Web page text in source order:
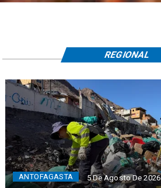
ANTOFAGASTA 5 De Agosto De 2026
REGIONAL